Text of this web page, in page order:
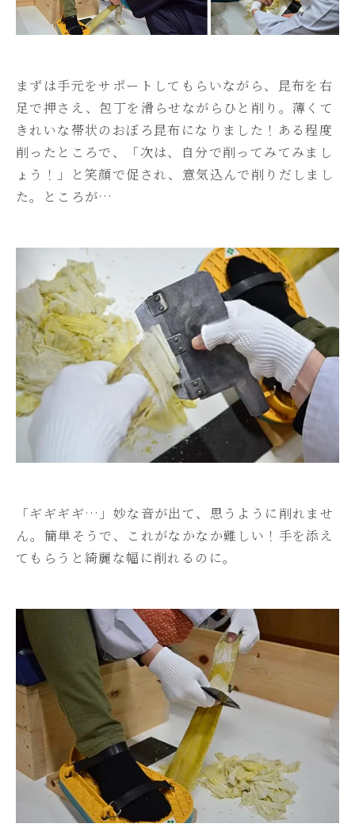
まずは手元をサポートしてもらいながら、昆布を右
足で押さえ、包丁を滑らせながらひと削り。薄くて
きれいな帯状のおぼろ昆布になりました！ある程度
削ったところで、「次は、自分で削ってみてみまし
ょう！」と笑顔で促され、意気込んで削りだしまし
た。ところが…
「ギギギギ…」妙な音が出て、思うように削れませ
ん。簡単そうで、これがなかなか難しい！手を添え
てもらうと綺麗な幅に削れるのに。